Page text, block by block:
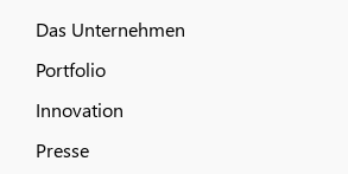
Das Unternehmen
Portfolio
Innovation
Presse